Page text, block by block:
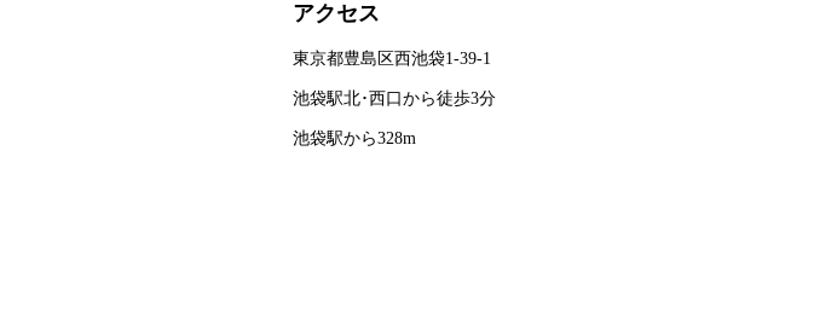
アクセス
東京都豊島区西池袋1-39-1
池袋駅北･西口から徒歩3分
池袋駅から328m